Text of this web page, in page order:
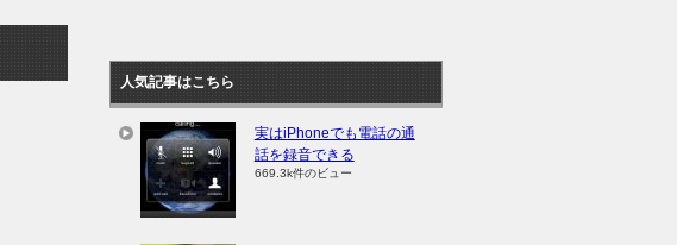
人気記事はこちら
実はiPhoneでも電話の通
話を録音できる
669.3k件のビュー